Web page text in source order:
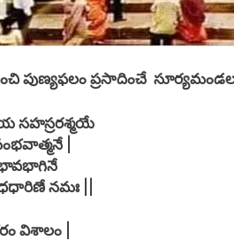
పుణ్యఫలం ప్రసాదించే సూర్యమండల
సహస్రరశ్మయే
|
నమః ||
విశాలం |